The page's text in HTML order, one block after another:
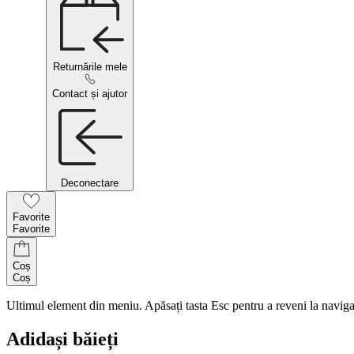
Returnările mele
Contact și ajutor
Deconectare
Favorite
Favorite
Coș
Coș
Ultimul element din meniu. Apăsați tasta Esc pentru a reveni la
Adidași băieți